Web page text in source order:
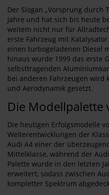
Der Slogan „Vorsprung durch
Jahre und hat sich bis heute
weitem nicht nur für
erste Fahrzeug mit
einen turbogeladenen Diesel
hinaus wurde 1999 das erste
selbsttragenden
bei anderen Fahrzeugen wird
und Aerodynamik gesetzt.
Die Modellpalette
Die heutigen Erfolgsmodelle
Weiterentwicklungen der
Audi A4 einer der
Mittelklasse, während der
Palette wurde in den letzten
erweitert, sodass zwischen
kompletter Spektrum